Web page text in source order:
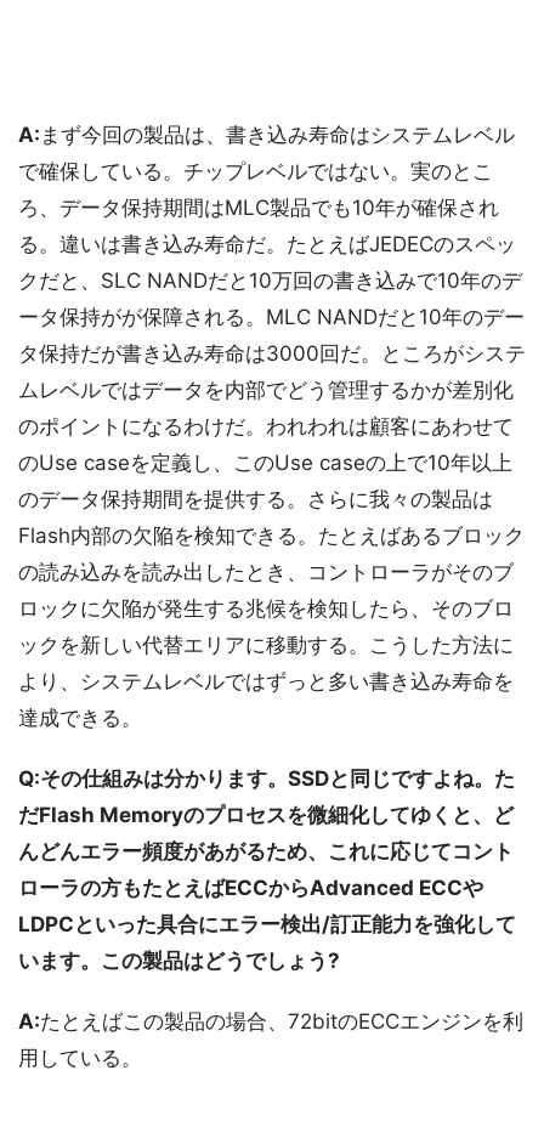
A: まず今回の製品は、書き込み寿命はシステムレベル
で確保している。チップレベルではない。実のとこ
ろ、データ保持期間はMLC製品でも10年が確保され
る。違いは書き込み寿命だ。たとえばJEDECのスペッ
クだと、SLC NANDだと10万回の書き込みで10年のデ
ータ保持がが保障される。MLC NANDだと10年のデー
タ保持だが書き込み寿命は3000回だ。ところがシステ
ムレベルではデータを内部でどう管理するかが差別化
のポイントになるわけだ。われわれは顧客にあわせて
のUse caseを定義し、このUse caseの上で10年以上
のデータ保持期間を提供する。さらに我々の製品は
Flash内部の欠陥を検知できる。たとえばあるブロック
の読み込みを読み出したとき、コントローラがそのブ
ロックに欠陥が発生する兆候を検知したら、そのブロ
ックを新しい代替エリアに移動する。こうした方法に
より、システムレベルではずっと多い書き込み寿命を
達成できる。
Q:その仕組みは分かります。SSDと同じですよね。た
だFlash Memoryのプロセスを微細化してゆくと、ど
んどんエラー頻度があがるため、これに応じてコント
ローラの方もたとえばECCからAdvanced ECCや
LDPCといった具合にエラー検出/訂正能力を強化して
います。この製品はどうでしょう?
A:たとえばこの製品の場合、72bitのECCエンジンを利
用している。